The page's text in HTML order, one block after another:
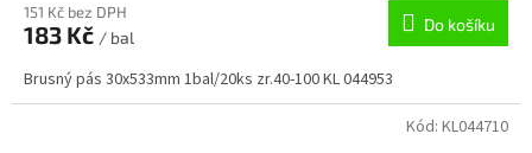
151 Kč bez DPH
183 Kč / bal
Do košíku
Brusný pás 30x533mm 1bal/20ks zr.40-100 KL 044953
Kód: KL044710